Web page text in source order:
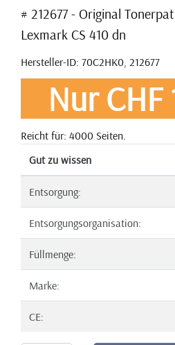
# 212677 - Original
Lexmark CS 410 dn
Hersteller-ID: 70C2HK0, 212677
Nur CHF
Reicht für: 4000 Seiten.
Gut zu wissen
Entsorgung:
Entsorgungsorganisation:
Füllmenge:
Marke:
CE: